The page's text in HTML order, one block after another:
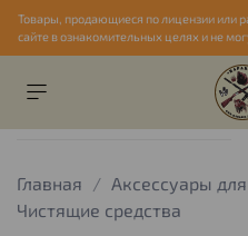
Товары, продающиеся по лицензии или
сайте в ознакомительных целях и не
Главная
Аксессуары
Чистящие средства